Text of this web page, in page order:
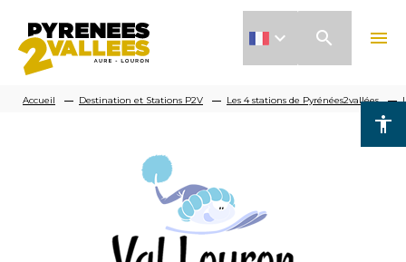
contenu
principal
accessibility
search menu
Fil
Accueil Destination et Stations P2V Les 4 stations de Pyrénées2vallées